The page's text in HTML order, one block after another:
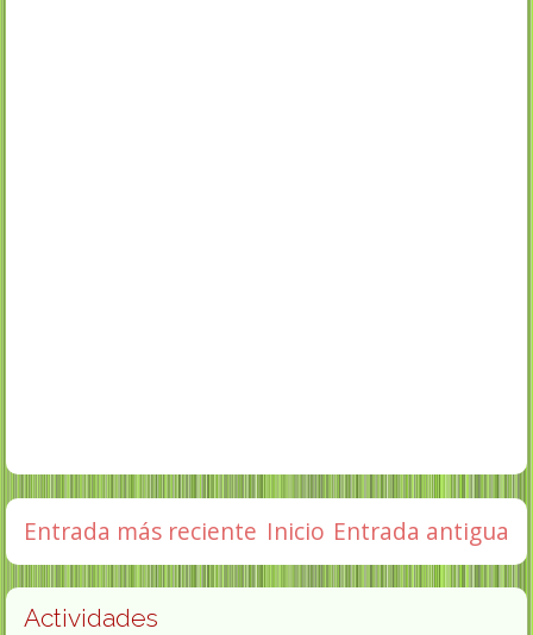
Entrada más reciente Entrada antigua
Inicio
Actividades